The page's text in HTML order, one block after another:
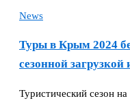
News
Туры в Крым 2024
сезонной загрузкой
Туристический сезон